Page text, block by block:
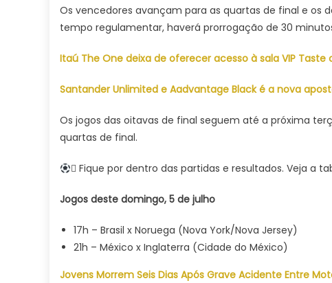
da
Copa
Mundo
Os vencedores avançam para as quartas de final e os
tempo regulamentar, haverá prorrogação de 30
Itaú The One deixa de oferecer acesso à sala VIP
Santander Unlimited e Aadvantage Black é a nova
Os jogos das oitavas de final seguem até a próxima
quartas de final.
 Fique por dentro das partidas e resultados. Veja a
Jogos deste domingo, 5 de julho
17h – Brasil x Noruega (Nova York/Nova Jersey)
21h – México x Inglaterra (Cidade do México)
Jovens Morrem Seis Dias Após Grave Acidente Entre